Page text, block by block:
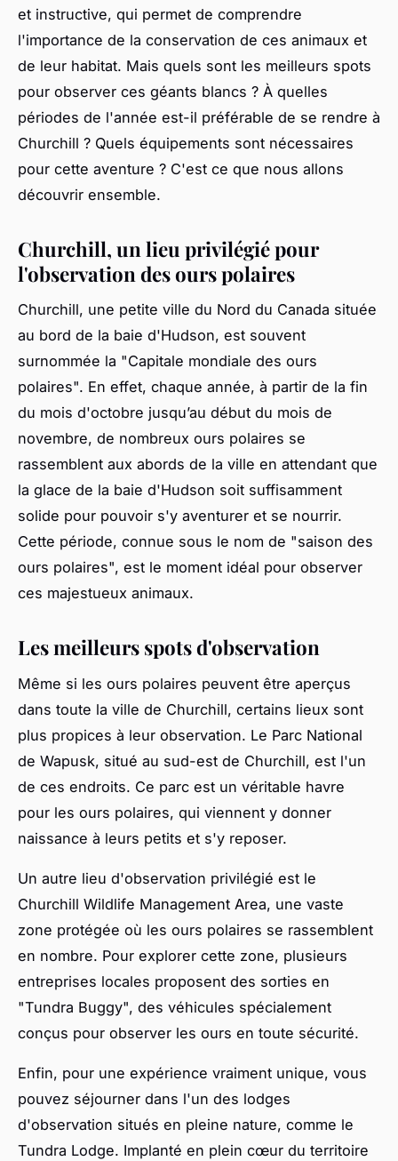
et instructive, qui permet de comprendre
l'importance de la conservation de ces animaux et
de leur habitat. Mais quels sont les meilleurs spots
pour observer ces géants blancs ? À quelles
périodes de l'année est-il préférable de se rendre à
Churchill ? Quels équipements sont nécessaires
pour cette aventure ? C'est ce que nous allons
découvrir ensemble.
Churchill, un lieu privilégié pour
l'observation des ours polaires
Churchill, une petite ville du Nord du Canada située
au bord de la baie d'Hudson, est souvent
surnommée la "Capitale mondiale des ours
polaires". En effet, chaque année, à partir de la fin
du mois d'octobre jusqu’au début du mois de
novembre, de nombreux ours polaires se
rassemblent aux abords de la ville en attendant que
la glace de la baie d'Hudson soit suffisamment
solide pour pouvoir s'y aventurer et se nourrir.
Cette période, connue sous le nom de "saison des
ours polaires", est le moment idéal pour observer
ces majestueux animaux.
Les meilleurs spots d'observation
Même si les ours polaires peuvent être aperçus
dans toute la ville de Churchill, certains lieux sont
plus propices à leur observation. Le Parc National
de Wapusk, situé au sud-est de Churchill, est l'un
de ces endroits. Ce parc est un véritable havre
pour les ours polaires, qui viennent y donner
naissance à leurs petits et s'y reposer.
Un autre lieu d'observation privilégié est le
Churchill Wildlife Management Area, une vaste
zone protégée où les ours polaires se rassemblent
en nombre. Pour explorer cette zone, plusieurs
entreprises locales proposent des sorties en
"Tundra Buggy", des véhicules spécialement
conçus pour observer les ours en toute sécurité.
Enfin, pour une expérience vraiment unique, vous
pouvez séjourner dans l'un des lodges
d'observation situés en pleine nature, comme le
Tundra Lodge. Implanté en plein cœur du territoire